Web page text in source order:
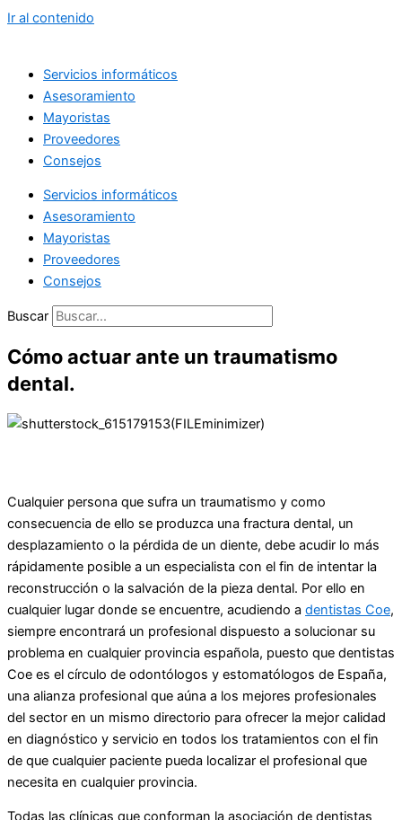
Ir al contenido
Servicios informáticos
Asesoramiento
Mayoristas
Proveedores
Consejos
Servicios informáticos
Asesoramiento
Mayoristas
Proveedores
Consejos
Buscar
Cómo actuar ante un traumatismo
dental.
Cualquier persona que sufra un traumatismo y como
consecuencia de ello se produzca una fractura dental, un
desplazamiento o la pérdida de un diente, debe acudir lo más
rápidamente posible a un especialista con el fin de intentar la
reconstrucción o la salvación de la pieza dental. Por ello en
cualquier lugar donde se encuentre, acudiendo a dentistas Coe,
siempre encontrará un profesional dispuesto a solucionar su
problema en cualquier provincia española, puesto que dentistas
Coe es el círculo de odontólogos y estomatólogos de España,
una alianza profesional que aúna a los mejores profesionales
del sector en un mismo directorio para ofrecer la mejor calidad
en diagnóstico y servicio en todos los tratamientos con el fin
de que cualquier paciente pueda localizar el profesional que
necesita en cualquier provincia.
Todas las clínicas que conforman la asociación de dentistas